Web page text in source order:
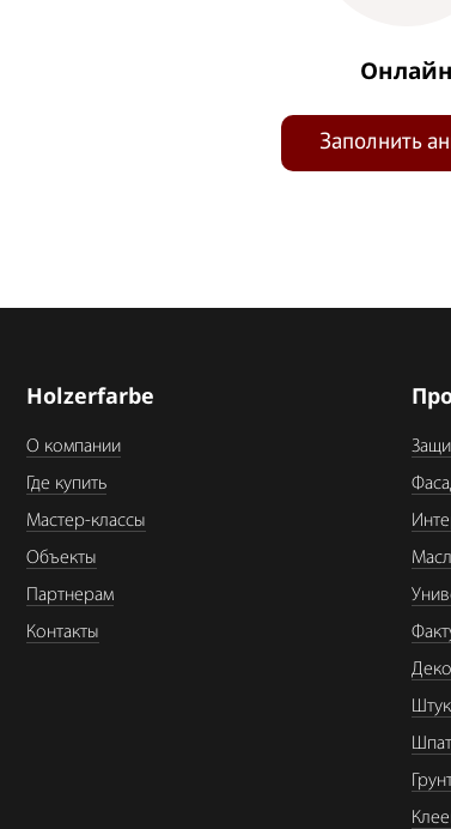
Онлайн
Заполнить
Holzerfarbe
О компании
Где купить
Мастер-классы
Объекты
Партнерам
Контакты